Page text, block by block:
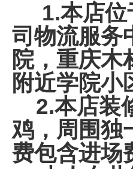
1.本店位
司物流服务
院，重庆木
附近学院小
2.本店装
鸡，周围独
费包含进场